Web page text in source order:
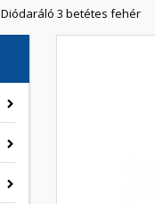
Diódaráló 3 betétes fehér